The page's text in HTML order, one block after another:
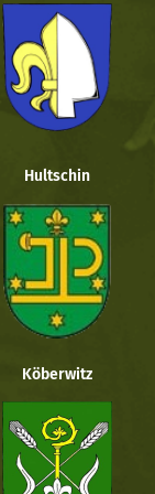
Hultschin
Köberwitz